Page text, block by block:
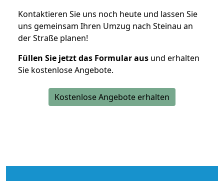
Kontaktieren Sie uns noch heute und lassen Sie
uns gemeinsam Ihren Umzug nach Steinau an
der Straße planen!
Füllen Sie jetzt das Formular aus und erhalten
Sie kostenlose Angebote.
Kostenlose Angebote erhalten